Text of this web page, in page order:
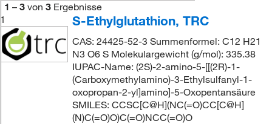
1 – 3 von 3 Ergebnisse
1
S-Ethylglutathion, TRC
CAS: 24425-52-3 Summenformel: C12 H21
N3 O6 S Molekulargewicht (g/mol): 335.38
IUPAC-Name: (2S)-2-amino-5-[[(2R)-1-
(Carboxymethylamino)-3-Ethylsulfanyl-1-
oxopropan-2-yl]amino]-5-Oxopentansäure
SMILES: CCSC[C@H](NC(=O)CC[C@H]
(N)C(=O)O)C(=O)NCC(=O)O